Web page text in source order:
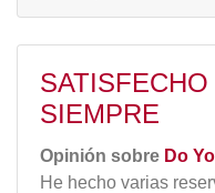
SIEMPRE
Opinión sobre Do
He hecho varias